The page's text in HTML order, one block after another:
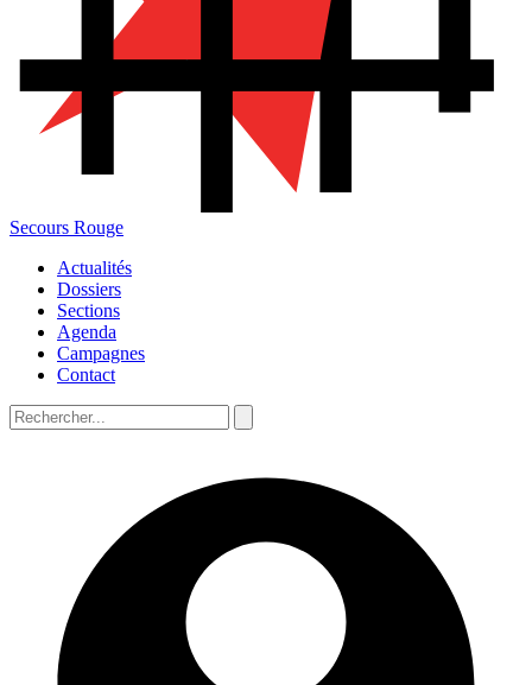
Secours Rouge
Actualités
Dossiers
Sections
Agenda
Campagnes
Contact